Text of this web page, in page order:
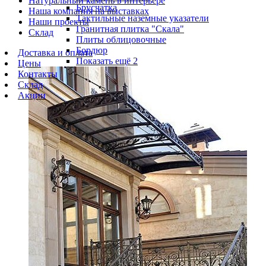
Брусчатка
Тактильные наземные указатели
Гранитная плитка "Скала"
Плиты облицовочные
Бордюр
Показать ещё 2
Наша компания на выставках
Наши проекты
Склад
Доставка и оплата
Цены
Контакты
Склад
Акции